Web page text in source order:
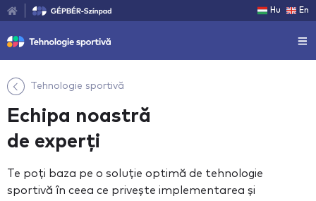
Hu En
Tehnologie sportivă
Echipa noastră
de experți
Te poți baza pe o soluție optimă de tehnologie
sportivă în ceea ce privește implementarea și